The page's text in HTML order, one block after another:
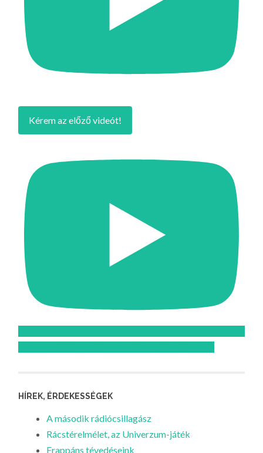
Kérem az előző videót!
HÍREK, ÉRDEKESSÉGEK
A második rádiócsillagász
Rácstérelmélet, az Univerzum-játék
Frappáns tévedéseink